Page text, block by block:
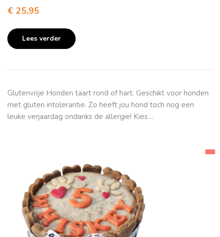
€ 25,95
Lees verder
Glutenvrije Honden taart rond of hart. Geschikt voor honden
met gluten intolerantie. Zo heeft jou hond toch nog een
leuke verjaardag ondanks de allergie! Kies…